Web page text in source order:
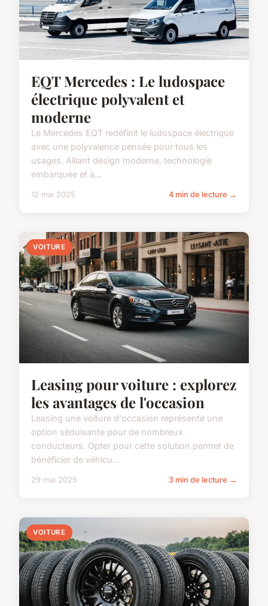
EQT Mercedes : Le ludospace
électrique polyvalent et
moderne
Le Mercedes EQT redéfinit le ludospace électrique
avec une polyvalence pensée pour tous les
usages. Alliant design moderne, technologie
embarquée et a...
12 mai 2025 4 min de lecture →
VOITURE
Leasing pour voiture : explorez
les avantages de l'occasion
Leasing une voiture d'occasion représente une
option séduisante pour de nombreux
conducteurs. Opter pour cette solution permet de
bénéficier de véhicu...
29 mai 2025 3 min de lecture →
VOITURE